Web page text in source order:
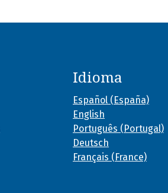
Idioma
Español (España)
English
Português (Portugal)
Deutsch
Français (France)